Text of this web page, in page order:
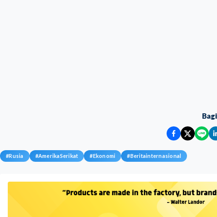
#Rusia #AmerikaSerikat #Ekonomi #Beritainternasional